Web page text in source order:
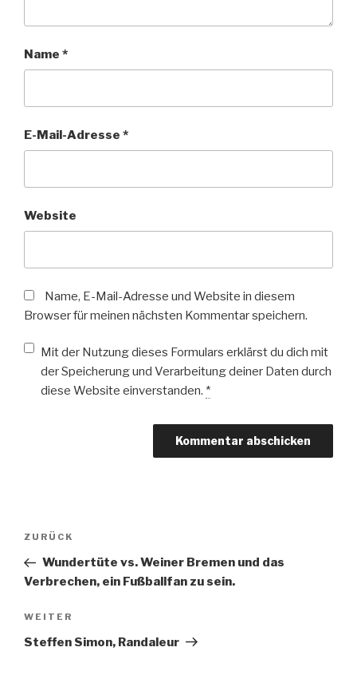
Name *
E-Mail-Adresse *
Website
Name, E-Mail-Adresse und Website in diesem
Browser für meinen nächsten Kommentar speichern.
Mit der Nutzung dieses Formulars erklärst du dich mit
der Speicherung und Verarbeitung deiner Daten durch
diese Website einverstanden. *
Beitragsnavigation
Vorheriger
Beitrag
ZURÜCK
Wundertüte vs. Weiner Bremen und das
Verbrechen, ein Fußballfan zu sein.
Nächster
Beitrag
WEITER
Steffen Simon, Randaleur